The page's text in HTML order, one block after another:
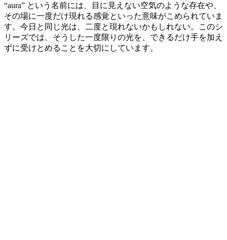
“aura” という名前には、目に見えない空気のような存在や、
その場に一度だけ現れる感覚といった意味がこめられていま
す。今日と同じ光は、二度と現れないかもしれない。このシ
リーズでは、そうした一度限りの光を、できるだけ手を加え
ずに受けとめることを大切にしています。